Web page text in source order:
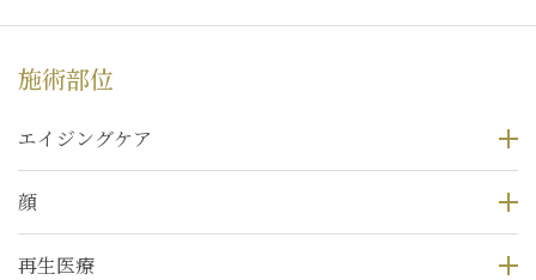
施術部位
エイジングケア
顔
再生医療